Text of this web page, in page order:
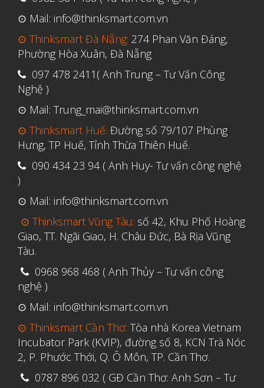
Tháng Hai 2020
Tháng Một 2020
Tháng Mười Hai 2019
Tháng Mười Một 2019
Tháng Mười 2019
Tháng Tám 2019
Tháng Bảy 2019
Tháng Sáu 2019
Tháng Tư 2019
Tháng Ba 2019
File 3D
Fuse 1
Giải pháp
Giải pháp ô tô
in 3d cao cấp
⊙ Mail: info@thinksmart.com.vn
⊙ Thinksmart Đà Nẵng: 274 Phan Văn Đáng,
Phường Hòa Xuân, Đà Nẵng
097 478 2411( Anh Trung – Tư Vấn Công
Nghệ )
⊙ Mail: Trung_mai@thinksmart.com.vn
⊙ Thinksmart Huế: Đường số 79/107 Phùng
Hưng, TP Huế, Tỉnh Thừa Thiên Huế.
090 434 23 94 ( Anh Huy- Tư vấn công nghệ
)
⊙ Mail: info@thinksmart.com.vn
⊙ Thinksmart Vũng Tàu: số 42, Khu Phố Hoàng
Giao, TT. Ngãi Giao, H. Châu Đức, Bà Rịa Vũng
Tàu.
0968 968 468 ( Anh Thủy – Tư vấn công
nghệ )
⊙ Mail: info@thinksmart.com.vn
⊙ Thinksmart Cần Thơ: Tòa nhà Korea Vietnam
Incubator Park (KVIP), đường số 8, KCN Trà Nóc
2, P. Phước Thới, Q. Ô Môn, TP. Cần Thơ.
0787 896 032 ( GĐ Cần Thơ: Anh Sơn – Tư